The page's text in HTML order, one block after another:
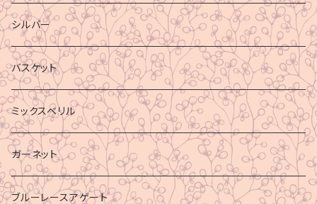
シルバー
バスケット
ミックスベリル
ガーネット
ブルーレースアゲート